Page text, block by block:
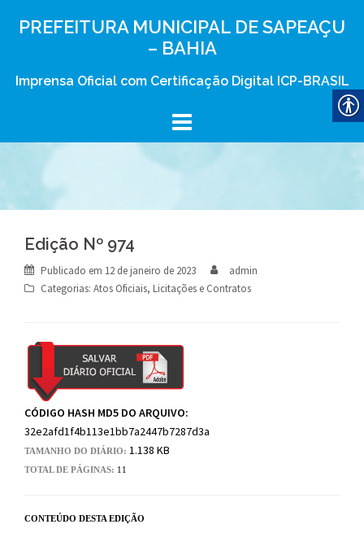
PREFEITURA MUNICIPAL DE SAPEAÇU
– BAHIA
Imprensa Oficial com Certificação Digital ICP-BRASIL
Edição Nº 974
Publicado em 12 de janeiro de 2023
admin
Categorias: Atos Oficiais, Licitações e Contratos
CÓDIGO HASH MD5 DO ARQUIVO:
32e2afd1f4b113e1bb7a2447b7287d3a
TAMANHO DO DIÁRIO: 1.138 KB
TOTAL DE PÁGINAS: 11
CONTEÚDO DESTA EDIÇÃO